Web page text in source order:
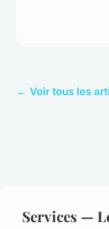
← Voir tous les
Services —